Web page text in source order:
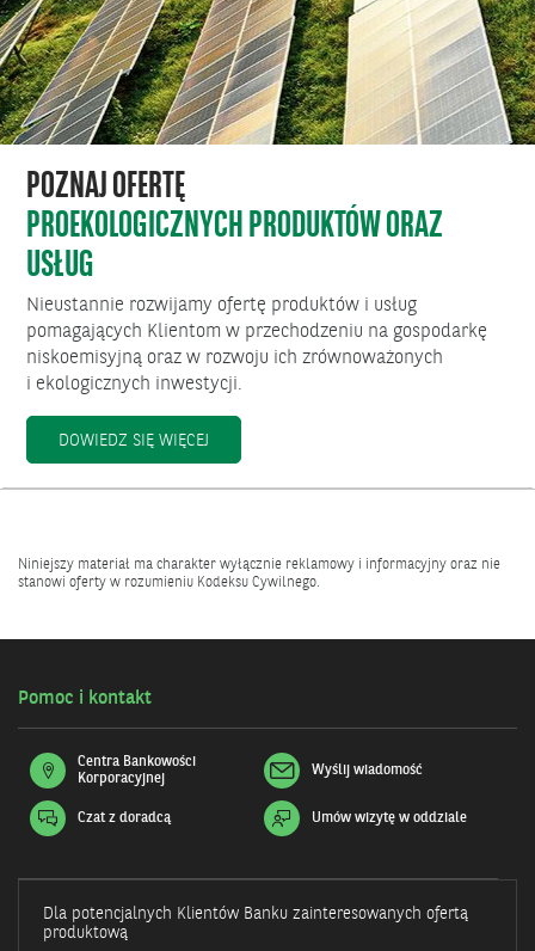
POZNAJ OFERTĘ
PROEKOLOGICZNYCH PRODUKTÓW ORAZ
USŁUG
Nieustannie rozwijamy ofertę produktów i usług
pomagających Klientom w przechodzeniu na gospodarkę
niskoemisyjną oraz w rozwoju ich zrównoważonych
i ekologicznych inwestycji.
DOWIEDZ SIĘ WIĘCEJ
Niniejszy materiał ma charakter wyłącznie reklamowy i informacyjny oraz nie
stanowi oferty w rozumieniu Kodeksu Cywilnego.
Pomoc i kontakt
Centra Bankowości
Korporacyjnej
Wyślij wiadomość
Czat z doradcą
Otwiera
nowym
Umów wizytę w oddziale
Dla potencjalnych Klientów Banku zainteresowanych ofertą
produktową